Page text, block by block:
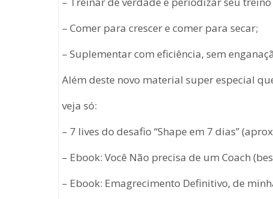
– Comer para crescer e comer para secar;
– Suplementar com eficiência, sem
Além deste novo material super especial
veja só:
– 7 lives do desafio “Shape em 7 dias”
– Ebook: Você Não precisa de um Coach
– Ebook: Emagrecimento Definitivo, de